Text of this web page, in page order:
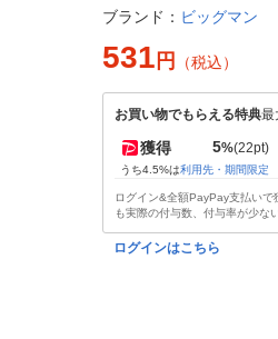
ブランド： ビッグマン
531 円 （税込）
お買い物でもらえる特典最
獲得 5%(22pt)
うち4.5%は利用先・期間限定
ログイン&全額PayPay支払い
も実際の付与数、付与率が少な
ログインはこちら